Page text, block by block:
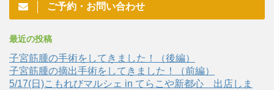
ご予約・お問い合わせ
最近の投稿
子宮筋腫の手術をしてきました！（後編）
子宮筋腫の摘出手術をしてきました！（前編）
5/17(日)こもれびマルシェ in てらこや新都心 出店しま